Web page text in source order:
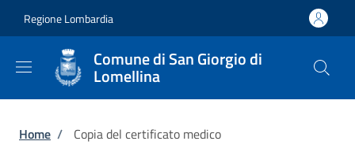
Regione Lombardia
Comune di San Giorgio di
Lomellina
Briciole di pane
Home / Copia del certificato medico